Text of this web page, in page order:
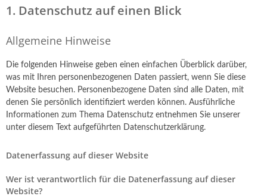
1. Datenschutz auf einen Blick
Allgemeine Hinweise
Die folgenden Hinweise geben einen einfachen Überblick darüber,
was mit Ihren personenbezogenen Daten passiert, wenn Sie diese
Website besuchen. Personenbezogene Daten sind alle Daten, mit
denen Sie persönlich identifiziert werden können. Ausführliche
Informationen zum Thema Datenschutz entnehmen Sie unserer
unter diesem Text aufgeführten Datenschutzerklärung.
Datenerfassung auf dieser Website
Wer ist verantwortlich für die Datenerfassung auf dieser
Website?